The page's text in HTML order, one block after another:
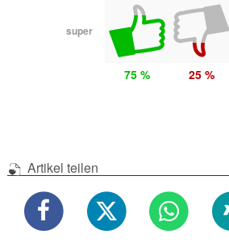
super
75 % 25 %
Artikel teilen